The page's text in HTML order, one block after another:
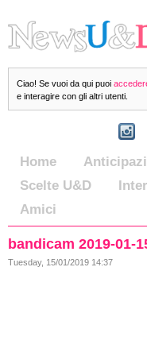
Ciao! Se vuoi da qui puoi
e interagire con gli altri utenti.
Home
Scelte U&D
Amici
bandicam 2019-01-
Tuesday, 15/01/2019 14:37